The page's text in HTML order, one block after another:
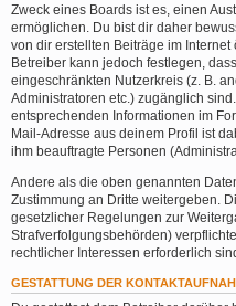
Zweck eines Boards ist es, einen
ermöglichen. Du bist dir daher
von dir erstellten Beiträge im
Betreiber kann jedoch festlegen,
eingeschränkten Nutzerkreis (z. B.
Administratoren etc.) zugänglich
entsprechenden Informationen im
Mail-Adresse aus deinem Profil ist
ihm beauftragte Personen
Andere als die oben genannten
Zustimmung an Dritte weitergeben.
gesetzlicher Regelungen zur
Strafverfolgungsbehörden)
rechtlicher Interessen erforderlich
GESTATTUNG DER